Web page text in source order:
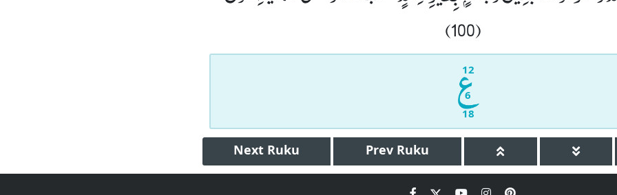
(100)
12
6
18
Next Ruku Prev Ruku